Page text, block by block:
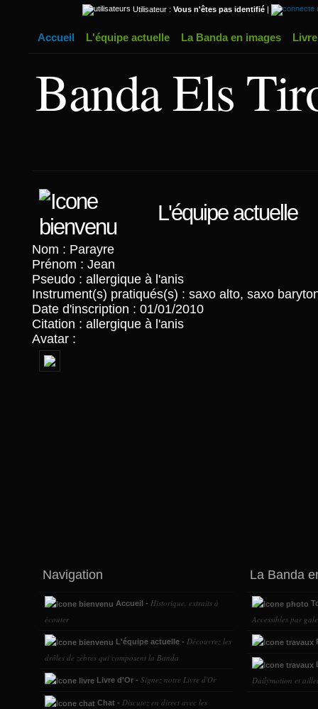
Utilisateur : Vous n'êtes pas identifié |
Banda Els
Accueil L'équipe actuelle La Banda en images
L'équipe actuelle
Nom : Parayre
Prénom : Jean
Pseudo : allergique à l'anis
Instrument(s) pratiqués(s) : saxo alto, saxo
Date d'inscription : 01/01/2010
Citation : allergique à l'anis
Avatar :
Navigation
Accueil - Historique, extraits à
écouter
L'équipe actuelle - Découvrez les
drôles de zèbres qui composent la Banda
Livre d'Or - Signez notre Livre d'Or
Chat - Discutez en direct avec les
La Banda
Accessibles par
Dailymotion et